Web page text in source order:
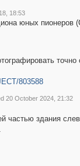
18:53
юных
точно
803588
20 October 2024, 21:32
здания